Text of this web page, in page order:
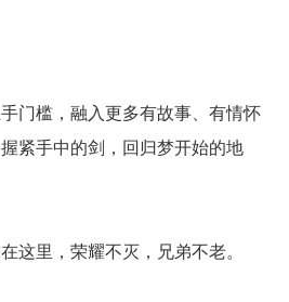
门槛，融入更多有故事、有情怀
紧手中的剑，回归梦开始的地
这里，荣耀不灭，兄弟不老。